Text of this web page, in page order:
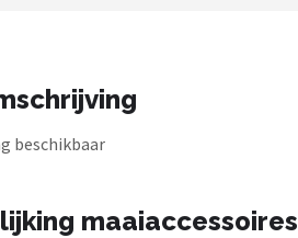
beschikbaar
maaiaccessoires